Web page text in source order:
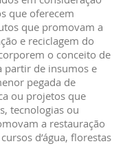
que oferecem
que promovam a
e reciclagem do
o conceito de
partir de insumos e
pegada de
ou projetos que
tecnologias ou
a restauração
d’água, florestas